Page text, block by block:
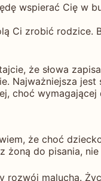
wspierać Cię w
Ci zrobić
że słowa
Najważniejsza
choć
że choć
do pisania,
rozwój malucha.